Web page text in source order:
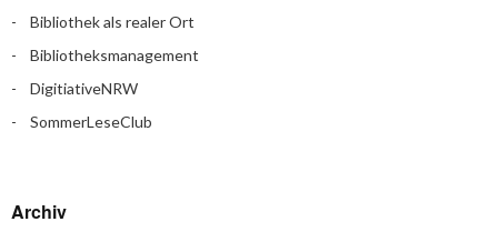
Bibliothek als realer Ort
Bibliotheksmanagement
DigitiativeNRW
SommerLeseClub
Archiv